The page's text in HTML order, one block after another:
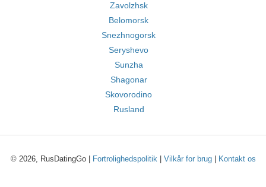
Zavolzhsk
Belomorsk
Snezhnogorsk
Seryshevo
Sunzha
Shagonar
Skovorodino
Rusland
© 2026, RusDatingGo | Fortrolighedspolitik| Vilkår for brug| Kontakt os